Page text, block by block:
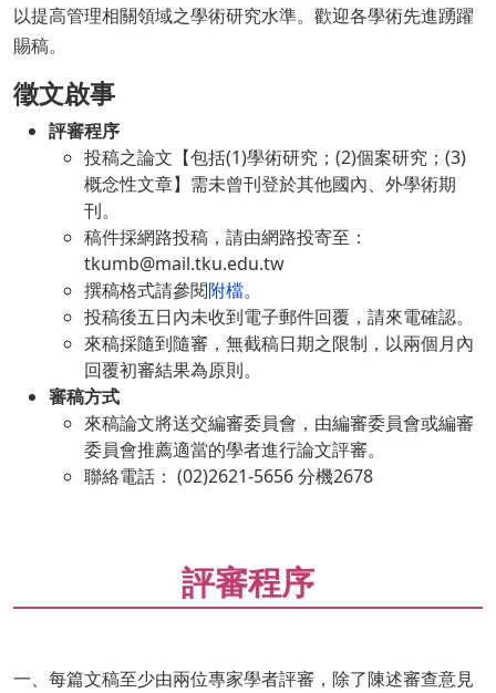
以提高管理相關領域之學術研究水準。歡迎各學術先進踴躍
賜稿。
徵文啟事
評審程序
投稿之論文【包括(1)學術研究；(2)個案研究；(3)
概念性文章】需未曾刊登於其他國內、外學術期
刊。
稿件採網路投稿，請由網路投寄至：
tkumb@mail.tku.edu.tw
撰稿格式請參閱附檔。
投稿後五日內未收到電子郵件回覆，請來電確認。
來稿採隨到隨審，無截稿日期之限制，以兩個月內
回覆初審結果為原則。
審稿方式
來稿論文將送交編審委員會，由編審委員會或編審
委員會推薦適當的學者進行論文評審。
聯絡電話： (02)2621-5656 分機2678
評審程序
一、每篇文稿至少由兩位專家學者評審，除了陳述審查意見